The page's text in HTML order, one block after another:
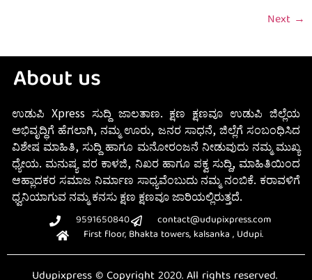
Next →
About us
ಉಡುಪಿ Xpress ಸುದ್ದಿ ಜಾಲತಾಣ. ಕ್ಷಣ ಕ್ಷಣವೂ ಉಡುಪಿ ಜಿಲ್ಲೆಯ
ಅಭಿವೃದ್ಧಿಗೆ ಹೆಗಲಾಗಿ, ನಮ್ಮ ಊರು, ಜನರ ಸಾಧನೆ, ಜಿಲ್ಲೆಗೆ ಸಂಬಂಧಿಸಿದ
ವಿಶೇಷ ಮಾಹಿತಿ, ಸುದ್ದಿ ಹಾಗೂ ಮನೋರಂಜನೆ ನೀಡುವುದು ನಮ್ಮ ಮುಖ್ಯ
ಧ್ಯೇಯ. ಮನುಷ್ಯ ಪರ ಕಾಳಜಿ, ನಿಖರ ಹಾಗೂ ಪಕ್ವ ಸುದ್ದಿ, ಮಾಹಿತಿಯಿಂದ
ಆಹ್ಲಾದಕರ ಸಮಾಜ ನಿರ್ಮಾಣ ಸಾಧ್ಯವೆಂಬುದು ನಮ್ಮ ನಂಬಿಕೆ. ಕರಾವಳಿಗೆ
ಧ್ವನಿಯಾಗುವ ನಮ್ಮ ಕನಸು ಕ್ಷಣ ಕ್ಷಣವೂ ಜಾರಿಯಲ್ಲಿರುತ್ತದೆ.
9591650840
contact@udupixpress.com
First floor, Bhakta towers, kalsanka , Udupi.